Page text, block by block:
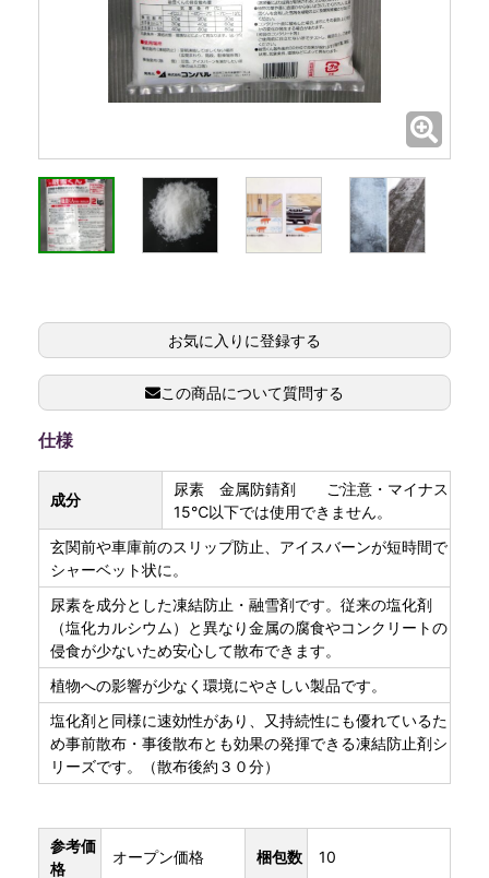
お気に入りに登録する
この商品について質問する
仕様
成分
尿素 金属防錆剤 ご注意・マイナス
15℃以下では使用できません。
玄関前や車庫前のスリップ防止、アイスバーンが短時間で
シャーベット状に。
尿素を成分とした凍結防止・融雪剤です。従来の塩化剤
（塩化カルシウム）と異なり金属の腐食やコンクリートの
侵食が少ないため安心して散布できます。
植物への影響が少なく環境にやさしい製品です。
塩化剤と同様に速効性があり、又持続性にも優れているた
め事前散布・事後散布とも効果の発揮できる凍結防止剤シ
リーズです。（散布後約３０分）
参考価
格
オープン価格 梱包数 10